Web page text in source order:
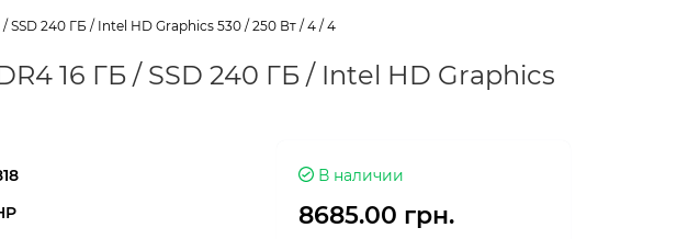
SSD 240 ГБ / Intel HD Graphics 530 / 250 Вт / 4 / 4
16 ГБ / SSD 240 ГБ / Intel HD Graphics
В наличии
8685.00 грн.